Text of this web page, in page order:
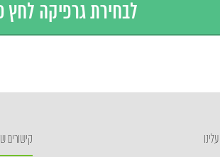
לבחירת גרפיקה לחץ
קישורים